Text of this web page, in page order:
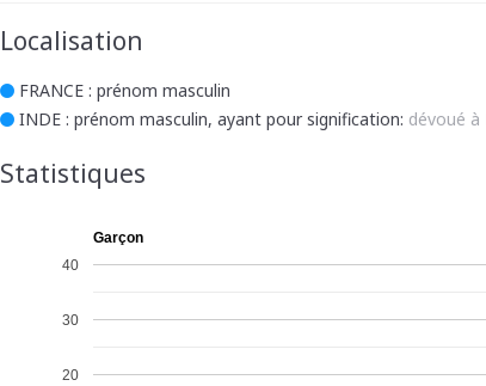
Localisation
FRANCE : prénom masculin
INDE : prénom masculin, ayant pour signification: dévoué à
Statistiques
Garçon
20
30
40